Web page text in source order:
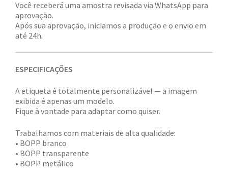
Você receberá uma amostra revisada via WhatsApp para
aprovação.
Após sua aprovação, iniciamos a produção e o envio em
até 24h.
ESPECIFICAÇÕES
A etiqueta é totalmente personalizável — a imagem
exibida é apenas um modelo.
Fique à vontade para adaptar como quiser.
Trabalhamos com materiais de alta qualidade:
• BOPP branco
• BOPP transparente
• BOPP metálico